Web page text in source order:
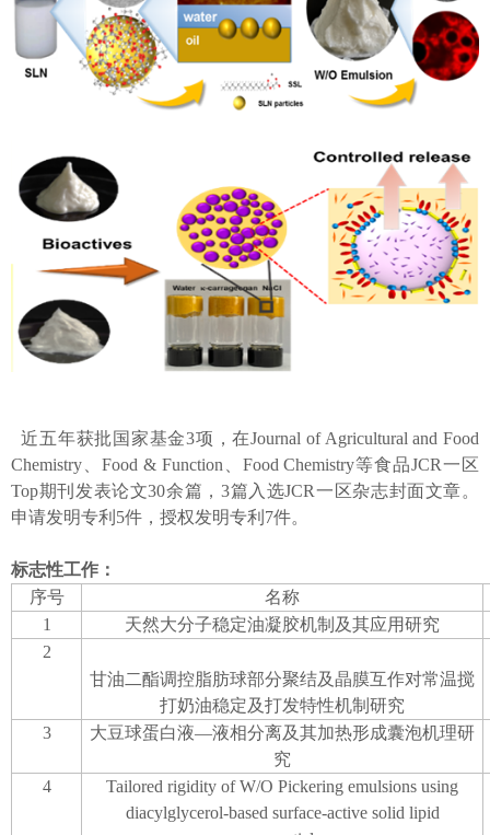
近五年获批国家基金3项，在Journal of Agricultural and Food
Chemistry、Food & Function、Food Chemistry等食品JCR一区
Top期刊发表论文30余篇，3篇入选JCR一区杂志封面文章。
申请发明专利5件，授权发明专利7件。
标志性工作：
序号
名称
1
天然大分子稳定油凝胶机制及其应用研究
2
甘油二酯调控脂肪球部分聚结及晶膜互作对常温搅
打奶油稳定及打发特性机制研究
3
大豆球蛋白液—液相分离及其加热形成囊泡机理研
究
4
Tailored rigidity of W/O Pickering emulsions using
diacylglycerol-based surface-active solid lipid